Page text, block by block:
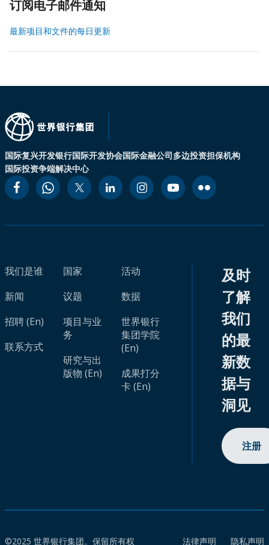
订阅电子邮件通知
最新项目和文件的每日更新
国际复兴开发银行国际开发协会国际金融公司多边投资担保机构
国际投资争端解决中心
我们是谁
新闻
招聘 (En)
联系方式
国家
议题
项目与业
务
研究与出
版物 (En)
活动
数据
世界银行
集团学院
(En)
成果打分
卡 (En)
及时
了解
我们
的最
新数
据与
洞见
注册
©2025 世界银行集团。保留所有权 法律声明 隐私声明